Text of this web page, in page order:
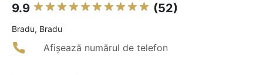
9.9 (52)
Bradu, Bradu
Afișează numărul de telefon